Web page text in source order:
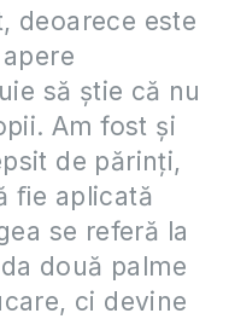
deoarece este
să ştie că nu
Am fost şi
de părinţi,
ﬁe aplicată
se referă la
două palme
ci devine